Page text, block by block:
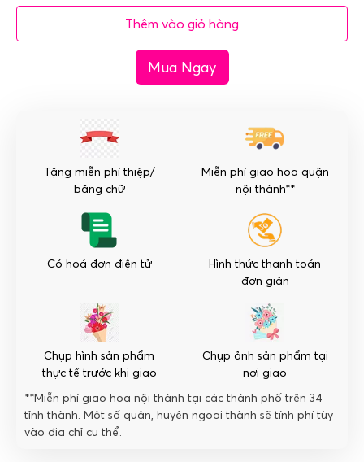
hoa
Sầu
lượng
Thêm vào giỏ hàng
Mua Ngay
Tặng miễn phí thiệp/
băng chữ
Miễn phí giao hoa quận
nội thành**
Có hoá đơn điện tử
Hình thức thanh toán
đơn giản
Chụp hình sản phẩm
thực tế trước khi giao
Chụp ảnh sản phẩm tại
nơi giao
**Miễn phí giao hoa nội thành tại các thành phố trên 34
tỉnh thành. Một số quận, huyện ngoại thành sẽ tính phí tùy
vào địa chỉ cụ thể.